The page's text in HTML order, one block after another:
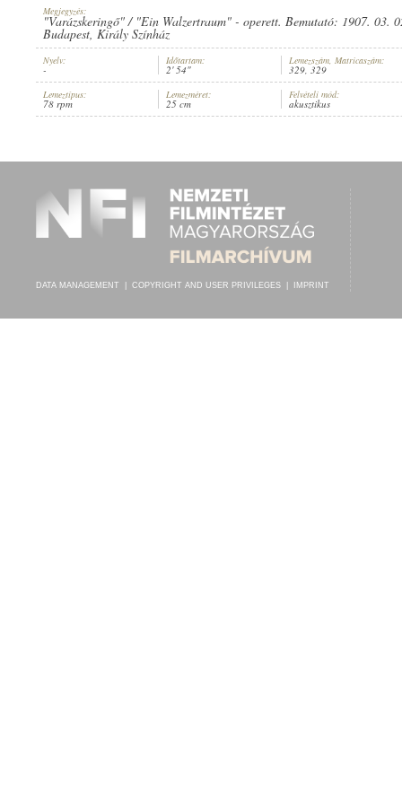
ARTIST: ISMERETLEN KATONAZENEKAR
Megjegyzés:
"Varázskeringő" / "Ein Walzertraum" - operett. Bemutató: 1907. 03.
Budapest, Király Színház
Nyelv:
-
Időtartam:
2' 54"
Lemezszám, Matricaszám:
329, 329
Lemeztípus:
78 rpm
Lemezméret:
25 cm
Felvételi mód:
akusztikus
DATA MANAGEMENT COPYRIGHT AND USER PRIVILEGES IMPRINT